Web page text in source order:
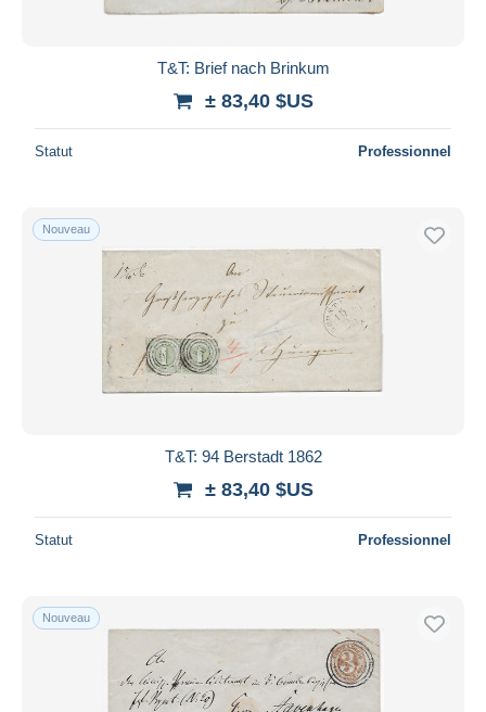
T&T: Brief nach Brinkum
± 83,40 $US
Statut Professionnel
Nouveau
T&T: 94 Berstadt 1862
± 83,40 $US
Statut Professionnel
Nouveau